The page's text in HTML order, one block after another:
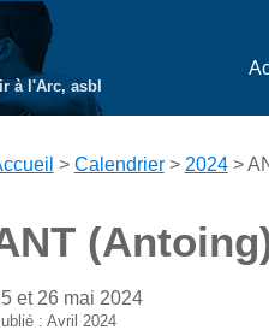
à l'Arc, asbl
> Calendrier> 2024>
et 26 mai 2024
: Avril 2024